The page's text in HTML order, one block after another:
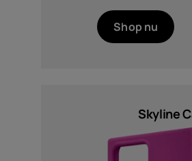
Shop nu
Skyline